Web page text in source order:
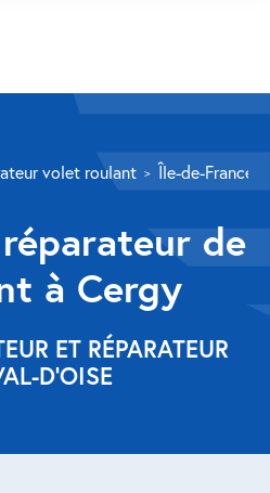
volet roulant Île-de-France
de
à Cergy
ET RÉPARATEUR
D'OISE